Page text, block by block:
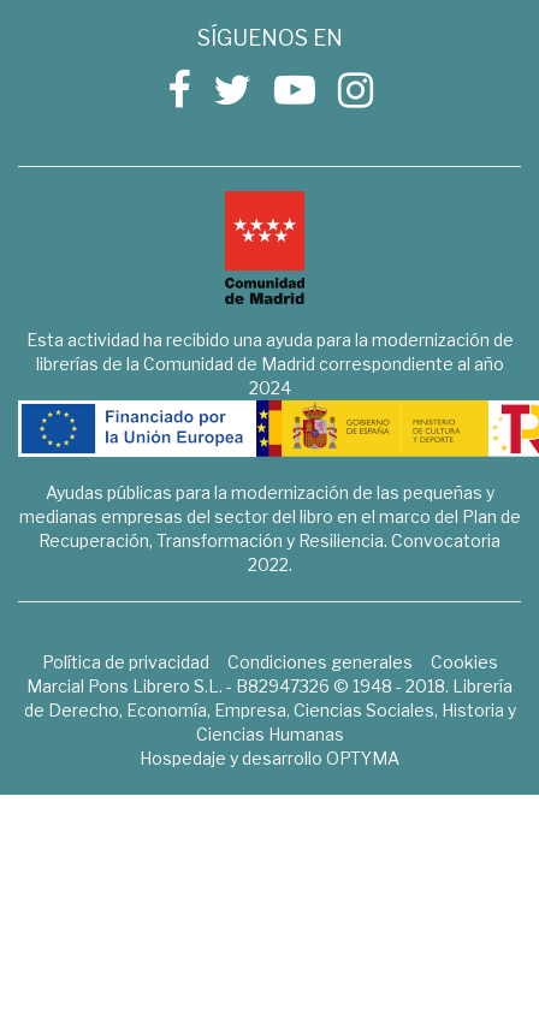
SÍGUENOS EN
Esta actividad ha recibido una ayuda para la modernización de
librerías de la Comunidad de Madrid correspondiente al año
2024
Ayudas públicas para la modernización de las pequeñas y
medianas empresas del sector del libro en el marco del Plan de
Recuperación, Transformación y Resiliencia. Convocatoria
2022.
Política de privacidad Condiciones generales
Cookies
Marcial Pons Librero S.L. - B82947326 © 1948 - 2018. Librería
de Derecho, Economía, Empresa, Ciencias Sociales, Historia y
Ciencias Humanas
Hospedaje y desarrollo OPTYMA